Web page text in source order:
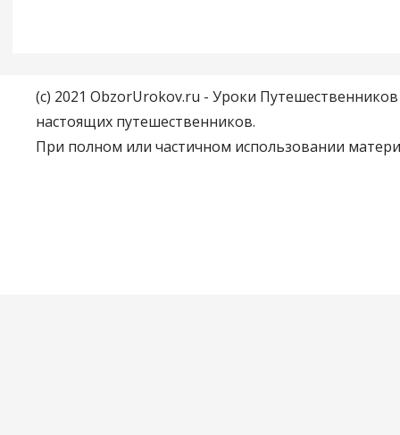
(c) 2021 ObzorUrokov.ru - Уроки
настоящих путешественников.
При полном или частичном использовании